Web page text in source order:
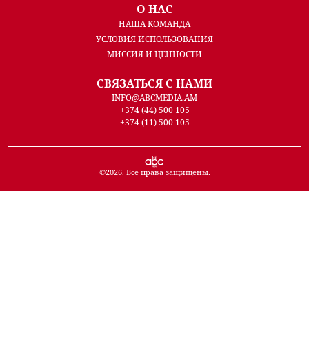
О НАС
НАША КОМАНДА
УСЛОВИЯ ИСПОЛЬЗОВАНИЯ
МИССИЯ И ЦЕННОСТИ
СВЯЗАТЬСЯ С НАМИ
INFO@ABCMEDIA.AM
+374 (44) 500 105
+374 (11) 500 105
©2026. Все права защищены.